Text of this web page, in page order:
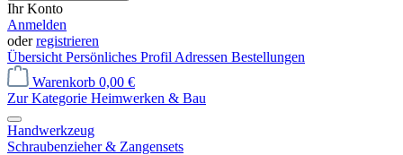
Ihr Konto
Anmelden
oderregistrieren
Übersicht Persönliches Profil Adressen Bestellungen
Warenkorb 0,00 €
Zur Kategorie Heimwerken & Bau
Handwerkzeug
Schraubenzieher & Zangensets